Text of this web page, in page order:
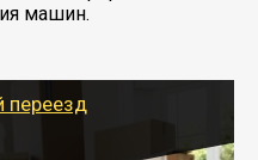
машин.
переезд